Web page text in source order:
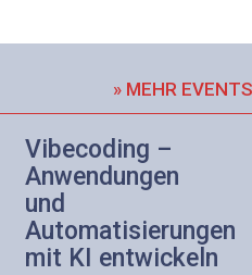
» MEHR EVENTS
Vibecoding –
Anwendungen
und
Automatisierungen
mit KI entwickeln